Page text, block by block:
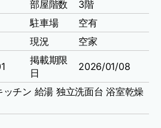
部屋階数
3階
駐車場
空有
現況 空家
掲載期限
日
2026/01/08
ッチン 給湯 独立洗面台 浴室乾燥